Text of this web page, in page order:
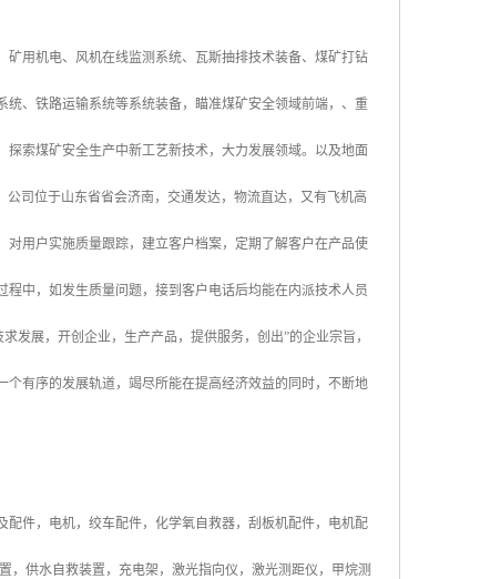
用机电、风机在线监测系统、瓦斯抽排技术装备、煤矿打钻
、铁路运输系统等系统装备，瞄准煤矿安全领域前端，、重
索煤矿安全生产中新工艺新技术，大力发展领域。以及地面
司位于山东省省会济南，交通发达，物流直达，又有飞机高
用户实施质量跟踪，建立客户档案，定期了解客户在产品使
中，如发生质量问题，接到客户电话后均能在内派技术人员
发展，开创企业，生产产品，提供服务，创出”的企业宗旨，
有序的发展轨道，竭尽所能在提高经济效益的同时，不断地
件，电机，绞车配件，化学氧自救器，刮板机配件，电机配
供水自救装置，充电架，激光指向仪，激光测距仪，甲烷测